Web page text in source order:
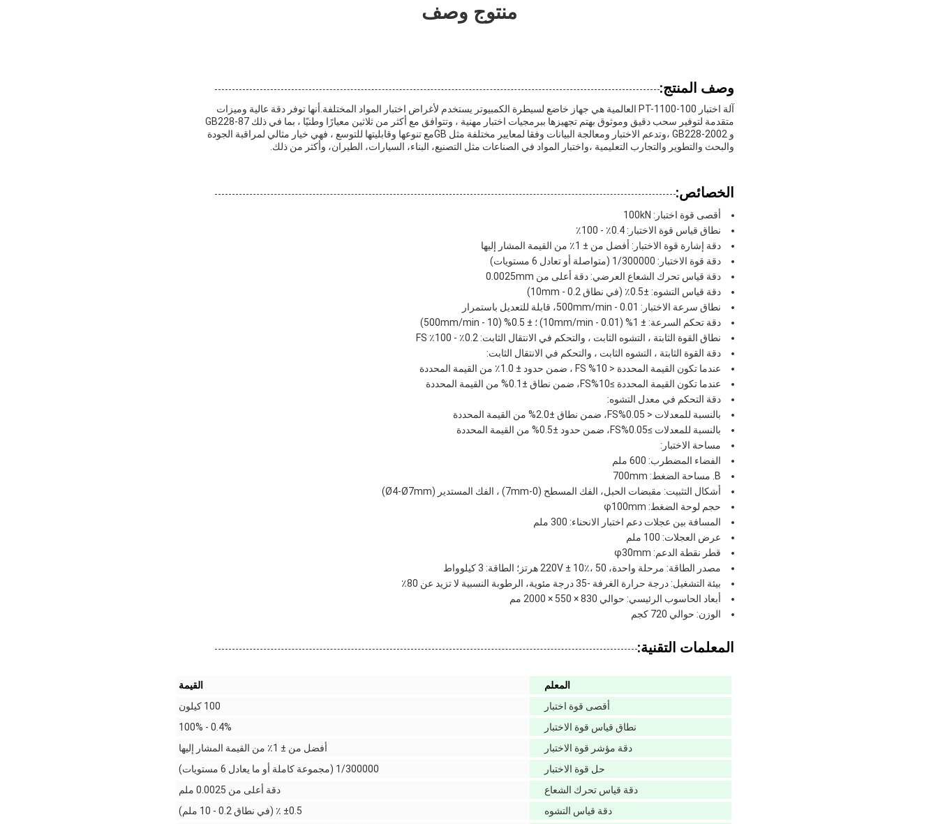
منتوج وصف
وصف المنتج:
آلة اختبار PT-1100-100 العالمية هي جهاز خاضع لسيطرة الكمبيوتر يستخدم لأغراض اختبار المواد المختلفة.أنها توفر دقة عالية وميزات
متقدمة لتوفير سحب دقيق وموثوق بهتم تجهيزها ببرمجيات اختبار مهنية ، وتتوافق مع أكثر من ثلاثين معيارًا وطنيًا ، بما في ذلك GB228-87
و GB228-2002 ،وتدعم الاختبار ومعالجة البيانات وفقا لمعايير مختلفة مثل GBمع تنوعها وقابليتها للتوسع ، فهي خيار مثالي لمراقبة الجودة
والبحث والتطوير والتجارب التعليمية ،واختبار المواد في الصناعات مثل التصنيع، البناء، السيارات، الطيران، وأكثر من ذلك.
الخصائص:
أقصى قوة اختبار: 100kN
نطاق قياس قوة الاختبار: 0.4٪ - 100٪
دقة إشارة قوة الاختبار: أفضل من ± 1٪ من القيمة المشار إليها
دقة قوة الاختبار: 1/300000 (متواصلة أو تعادل 6 مستويات)
دقة قياس تحرك الشعاع العرضي: دقة أعلى من 0.0025mm
دقة قياس التشوه: ±0.5٪ (في نطاق 0.2 - 10mm)
نطاق سرعة الاختبار: 0.01 - 500mm/min، قابلة للتعديل باستمرار
دقة تحكم السرعة: ± 1% (0.01 - 10mm/min) ؛ ± 0.5% (10 - 500mm/min)
نطاق القوة الثابتة ، التشوه الثابت ، والتحكم في الانتقال الثابت: 0.2٪ - 100٪ FS
دقة القوة الثابتة ، التشوه الثابت ، والتحكم في الانتقال الثابت:
عندما تكون القيمة المحددة < 10% FS ، ضمن حدود ± 1.0٪ من القيمة المحددة
عندما تكون القيمة المحددة ≥10%FS، ضمن نطاق ±0.1% من القيمة المحددة
دقة التحكم في معدل التشوه:
بالنسبة للمعدلات < 0.05%FS، ضمن نطاق ±2.0% من القيمة المحددة
بالنسبة للمعدلات ≥0.05%FS، ضمن حدود ±0.5% من القيمة المحددة
مساحة الاختبار:
الفضاء المضطرب: 600 ملم
B. مساحة الضغط: 700mm
أشكال التثبيت: مقبضات الحبل، الفك المسطح (0-7mm) ، الفك المستدير (Ø4-Ø7mm)
حجم لوحة الضغط: φ100mm
المسافة بين عجلات دعم اختبار الانحناء: 300 ملم
عرض العجلات: 100 ملم
قطر نقطة الدعم: φ30mm
مصدر الطاقة: مرحلة واحدة، 220V ± 10٪، 50 هرتز؛ الطاقة: 3 كيلوواط
بيئة التشغيل: درجة حرارة الغرفة -35 درجة مئوية، الرطوبة النسبية لا تزيد عن 80٪
أبعاد الحاسوب الرئيسي: حوالي 830 × 550 × 2000 مم
الوزن: حوالي 720 كجم
المعلمات التقنية:
المعلم
القيمة
أقصى قوة اختبار
100 كيلون
نطاق قياس قوة الاختبار
0.4% - 100%
دقة مؤشر قوة الاختبار
أفضل من ± 1٪ من القيمة المشار إليها
حل قوة الاختبار
1/300000 (مجموعة كاملة أو ما يعادل 6 مستويات)
دقة قياس تحرك الشعاع
دقة أعلى من 0.0025 ملم
دقة قياس التشوه
±0.5 ٪ (في نطاق 0.2 - 10 ملم)